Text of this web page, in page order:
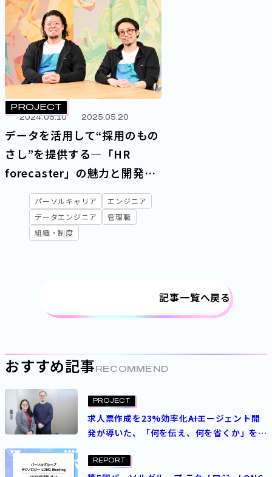
PROJECT
2024.05.10 2025.05.20
データを活用して“採用のもの
さし”を提供する―「HR
forecaster」の魅力と開発に
かける思い
パーソルキャリア
エンジニア
データエンジニア
管理職
組織・制度
記事一覧へ戻る
おすすめ記事 RECOMMEND
PROJECT
求人票作成を23%効率化――AIエージェント開
発が導いた、「何を伝え、何を省くか」を見
REPORT